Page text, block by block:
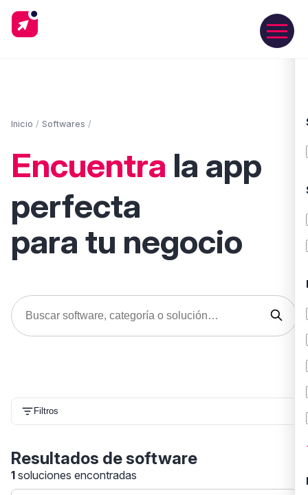
Inicio / Softwares /
Encuentra la app
perfecta
para tu negocio
Filtros
Resultados de software
1 soluciones encontradas